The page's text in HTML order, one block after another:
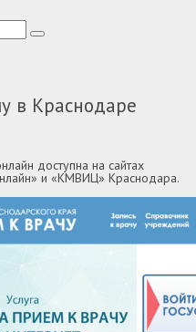
в Краснодаре
доступна на сайтах
и «КМВИЦ» Краснодара.